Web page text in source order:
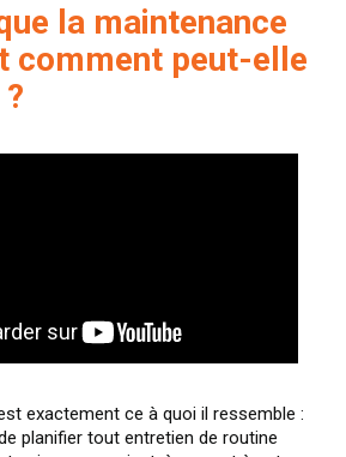
la maintenance
comment peut-elle
exactement ce à quoi il ressemble :
planifier tout entretien de routine